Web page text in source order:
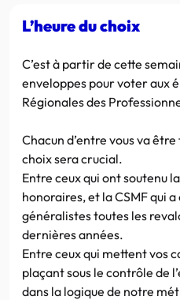
L’heure du choix
C’est à partir de cette
enveloppes pour voter aux
Régionales des
Chacun d’entre vous va
choix sera crucial.
Entre ceux qui ont soutenu
honoraires, et la CSMF qui
généralistes toutes les
dernières années.
Entre ceux qui mettent vos
plaçant sous le contrôle de
dans la logique de notre